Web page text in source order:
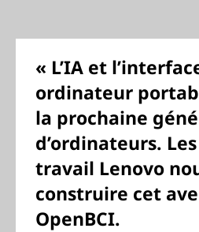
« L’IA et
ordinateur
la prochaine
d’ordinateurs.
travail Lenovo
construire cet
OpenBCI.